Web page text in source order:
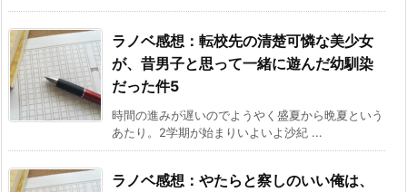
ラノベ感想：転校先の清楚可憐な美少女
が、昔男子と思って一緒に遊んだ幼馴染
だった件5
時間の進みが遅いのでようやく盛夏から晩夏という
あたり。2学期が始まりいよいよ沙紀 ...
ラノベ感想：やたらと察しのいい俺は、